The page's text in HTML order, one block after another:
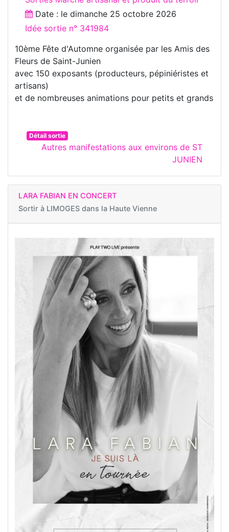
Date : le dimanche 25 octobre 2026
Idée sortie n° 341984
10ème Fête d'Automne organisée par les Amis des
Fleurs de Saint-Junien
avec 150 exposants (producteurs, pépiniéristes et
artisans)
et de nombreuses animations pour petits et grands
Détail sortie
Autres manifestations aux environs de ST
JUNIEN
LARA FABIAN EN CONCERT
Sortir à LIMOGES dans la Haute Vienne